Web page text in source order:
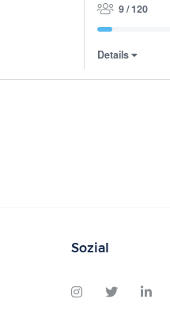
9 / 120
Details
Sozial